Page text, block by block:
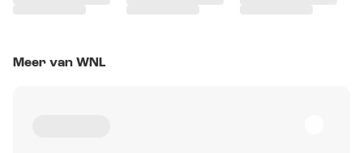
Meer van WNL